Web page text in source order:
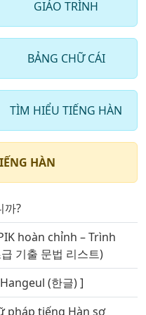
phần 2
phần 3
phần 4
phần 5
phần 6
phần 7
phần 9
hàng không
sắt
GIÁO TRÌNH
BẢNG CHỮ CÁI
TÌM HIỂU TIẾNG HÀN
HÀN
까?
hoàn chỉnh – Trình
기출 문법 리스트)
(한글) ]
pháp tiếng Hàn sơ